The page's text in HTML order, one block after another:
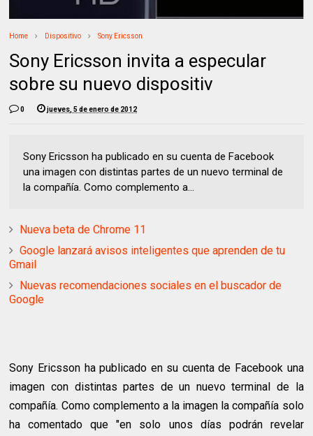
Home Dispositivo Sony Ericsson
Sony Ericsson invita a especular
sobre su nuevo dispositiv
0 jueves, 5 de enero de 2012
Sony Ericsson ha publicado en su cuenta de Facebook
una imagen con distintas partes de un nuevo terminal de
la compañía. Como complemento a...
Nueva beta de Chrome 11
Google lanzará avisos inteligentes que aprenden de tu
Gmail
Nuevas recomendaciones sociales en el buscador de
Google
Sony Ericsson ha publicado en su cuenta de Facebook una
imagen con distintas partes de un nuevo terminal de la
compañía. Como complemento a la imagen la compañía solo
ha comentado que "en solo unos días podrán revelar